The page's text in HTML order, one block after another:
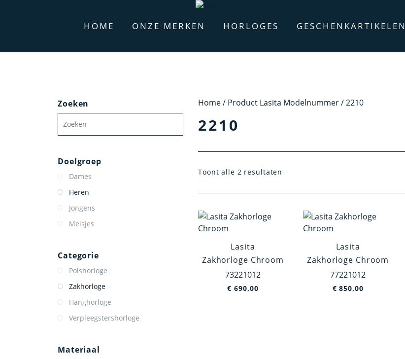
HOME ONZE MERKEN HORLOGES GESCHENKARTIKELEN
Zoeken
Doelgroep
Dames
Heren
Jongens
Meisjes
Categorie
Polshorloge
Zakhorloge
Hanghorloge
Verpleegstershorloge
Materiaal
Home/ Product Lasita Modelnummer / 2210
2210
Toont alle 2 resultaten
Lasita
Zakhorloge Chroom
73221012
€ 690,00
Lasita
Zakhorloge Chroom
77221012
€ 850,00